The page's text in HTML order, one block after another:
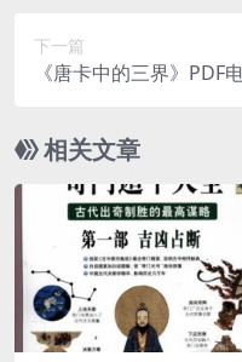
下一篇
《唐卡中的三界》PDF
相关文章